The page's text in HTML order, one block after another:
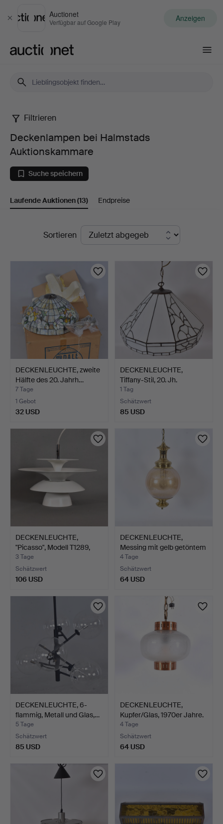
Schließen
Auctionet
Verfügbar auf Google Play Anzeigen
Deckenlampen
bei
Halmstads
Auktionskammare
Filtrieren
Deckenlampen bei Halmstads
Auktionskammare
Suche speichern
Laufende Auktionen(13) Endpreise
LaufendeSortieren
DECKENLEUCHTE, zweite
Hälfte des 20. Jahrh…
7 Tage
1 Gebot
32 USD
DECKENLEUCHTE,
Tiffany-Stil, 20. Jh.
1 Tag
Schätzwert
85 USD
DECKENLEUCHTE,
"Picasso", Modell T1289,
Be…
3 Tage
Schätzwert
106 USD
DECKENLEUCHTE,
Messing mit gelb getöntem
G…
4 Tage
Schätzwert
64 USD
DECKENLEUCHTE, 6-
flammig, Metall und Glas,…
5 Tage
Schätzwert
85 USD
DECKENLEUCHTE,
Kupfer/Glas, 1970er Jahre.
4 Tage
Schätzwert
64 USD